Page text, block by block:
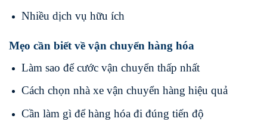
Nhiều dịch vụ hữu ích
Mẹo cần biết về vận chuyển hàng hóa
Làm sao để cước vận chuyển thấp nhất
Cách chọn nhà xe vận chuyển hàng hiệu quả
Cần làm gì để hàng hóa đi đúng tiến độ